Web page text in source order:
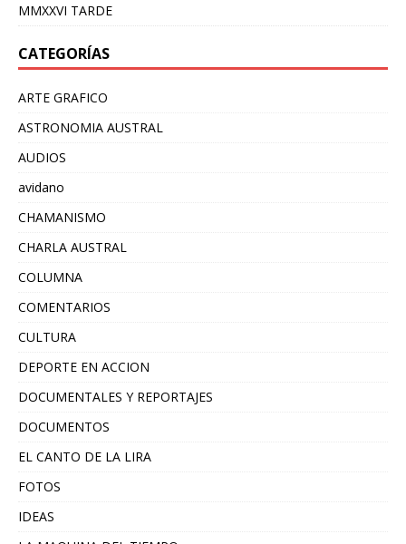
MMXXVI TARDE
CATEGORÍAS
ARTE GRAFICO
ASTRONOMIA AUSTRAL
AUDIOS
avidano
CHAMANISMO
CHARLA AUSTRAL
COLUMNA
COMENTARIOS
CULTURA
DEPORTE EN ACCION
DOCUMENTALES Y REPORTAJES
DOCUMENTOS
EL CANTO DE LA LIRA
FOTOS
IDEAS